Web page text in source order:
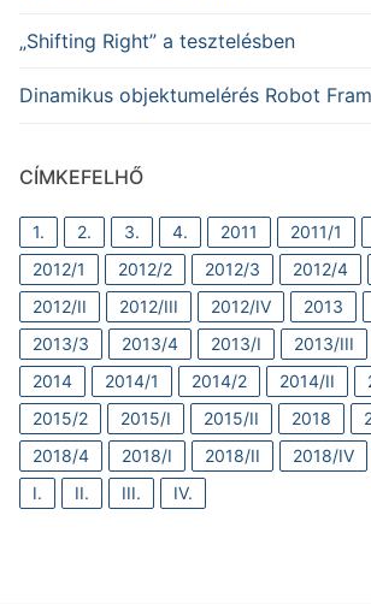
„Shifting Right” a tesztelésben
Dinamikus objektumelérés Robot
CÍMKEFELHŐ
1. 2. 3. 4. 2011 2011/1
2012/1
2012/2 2012/3 2012/4
2012/II
2012/III 2012/IV 2013
2013/3
2013/4 2013/I 2013/III
2014
2014/1 2014/2 2014/II
2015/2
2015/I 2015/II 2018
2018/4
2018/I 2018/II 2018/IV
I.
II. III. IV.